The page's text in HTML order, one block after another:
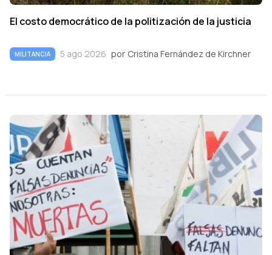
El costo democrático de la politización de la justicia
MILITANCIA 5 ago 2026 por Cristina Fernández de Kirchner